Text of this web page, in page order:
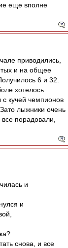
еще вполне
приводились,
и на общее
6 и 32.
хотелось
кучей чемпионов
лыжники очень
порадовали,
и
и
снова, и все